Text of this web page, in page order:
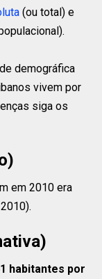
(ou total) e
demográfica
vivem por
siga os
em 2010 era
habitantes por